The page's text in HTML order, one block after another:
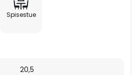
Spisestue
20,5